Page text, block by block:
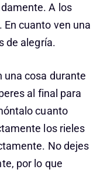
A los
cuanto ven una
de alegría.
una cosa durante
al final para
cuanto
los rieles
No dejes
por lo que